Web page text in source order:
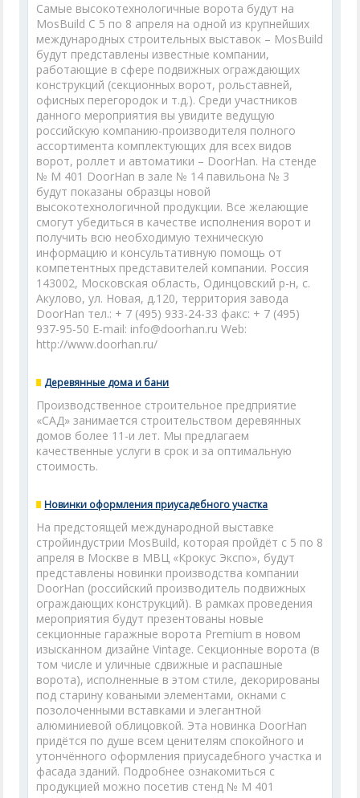
Самые высокотехнологичные ворота будут на
MosBuild С 5 по 8 апреля на одной из крупнейших
международных строительных выставок – MosBuild
будут представлены известные компании,
работающие в сфере подвижных ограждающих
конструкций (секционных ворот, рольставней,
офисных перегородок и т.д.). Среди участников
данного мероприятия вы увидите ведущую
российскую компанию-производителя полного
ассортимента комплектующих для всех видов
ворот, роллет и автоматики – DoorHan. На стенде
№ М 401 DoorHan в зале № 14 павильона № 3
будут показаны образцы новой
высокотехнологичной продукции. Все желающие
смогут убедиться в качестве исполнения ворот и
получить всю необходимую техническую
информацию и консультативную помощь от
компетентных представителей компании. Россия
143002, Московская область, Одинцовский р-н, с.
Акулово, ул. Новая, д.120, территория завода
DoorHan тел.: + 7 (495) 933-24-33 факс: + 7 (495)
937-95-50 E-mail: info@doorhan.ru Web:
http://www.doorhan.ru/
Деревянные дома и бани
Производственное строительное предприятие
«САД» занимается строительством деревянных
домов более 11-и лет. Мы предлагаем
качественные услуги в срок и за оптимальную
стоимость.
Новинки оформления приусадебного участка
На предстоящей международной выставке
стройиндустрии MosBuild, которая пройдёт с 5 по 8
апреля в Москве в МВЦ «Крокус Экспо», будут
представлены новинки производства компании
DoorHan (российский производитель подвижных
ограждающих конструкций). В рамках проведения
мероприятия будут презентованы новые
секционные гаражные ворота Premium в новом
изысканном дизайне Vintage. Секционные ворота (в
том числе и уличные сдвижные и распашные
ворота), исполненные в этом стиле, декорированы
под старину коваными элементами, окнами с
позолоченными вставками и элегантной
алюминиевой облицовкой. Эта новинка DoorHan
придётся по душе всем ценителям спокойного и
утончённого оформления приусадебного участка и
фасада зданий. Подробнее ознакомиться с
продукцией можно посетив стенд № М 401